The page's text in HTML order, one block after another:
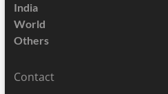
India
World
Others
Contact